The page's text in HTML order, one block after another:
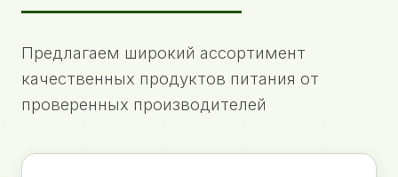
Предлагаем широкий ассортимент
качественных продуктов питания от
проверенных производителей